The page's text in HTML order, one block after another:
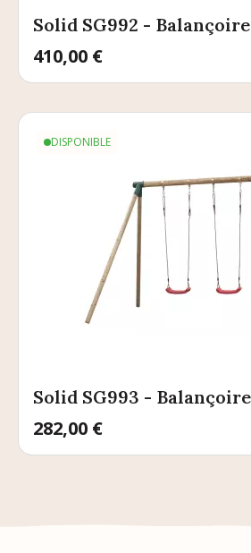
Solid SG992 -
Prix
410,00 €
DISPONIBLE
Solid SG993 -
Prix
282,00 €